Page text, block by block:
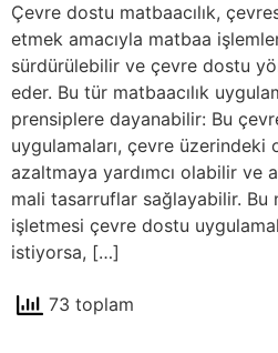
Çevre dostu matbaacılık,
etmek amacıyla matbaa
sürdürülebilir ve çevre dostu
eder. Bu tür matbaacılık
prensiplere dayanabilir: Bu
uygulamaları, çevre üzerindeki
azaltmaya yardımcı olabilir ve
mali tasarruflar sağlayabilir. Bu
işletmesi çevre dostu
istiyorsa, […]
73 toplam